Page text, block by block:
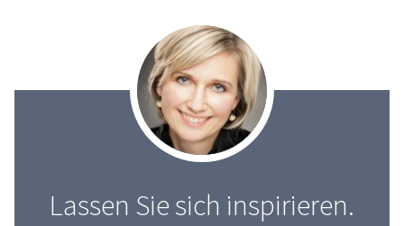
Lassen Sie sich inspirieren.